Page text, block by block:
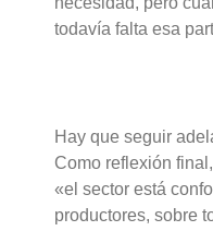
todavía falta esa
Hay que seguir
Como reflexión
«el sector está
productores, sobre